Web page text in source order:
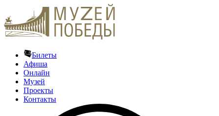
Билеты
Афиша
Онлайн
Музей
Проекты
Контакты